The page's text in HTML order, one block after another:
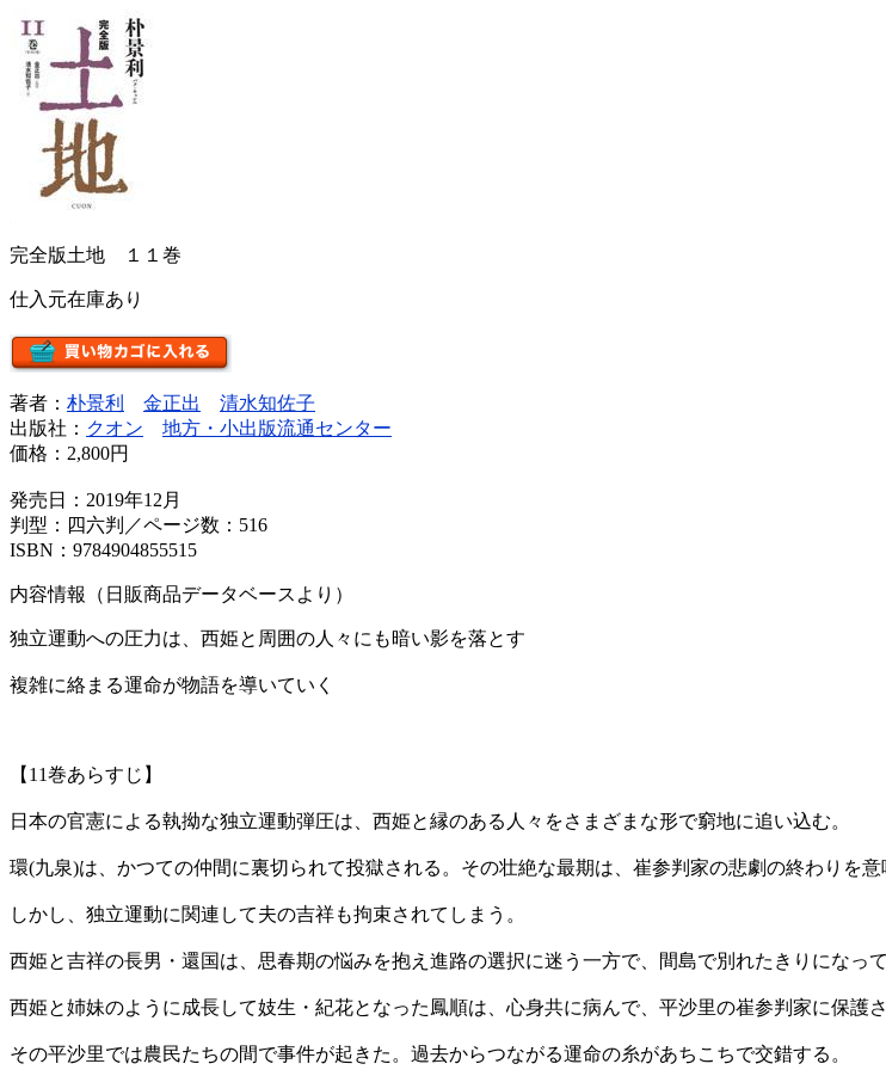
完全版土地 １１巻
仕入元在庫あり
著者： 朴景利 金正出
清水知佐子
出版社： クオン
地方・小出版流通センター
価格： 2,800円
発売日：2019年12月
判型：四六判／ページ数：516
ISBN：9784904855515
内容情報（日販商品データベースより）
独立運動への圧力は、西姫と周囲の人々にも暗い影を落とす
複雑に絡まる運命が物語を導いていく
【11巻あらすじ】
日本の官憲による執拗な独立運動弾圧は、西姫と縁のある人々をさまざまな形で窮地に追い込む。
環(九泉)は、かつての仲間に裏切られて投獄される。その壮絶な最期は、崔参判家の悲劇の終わりを意
しかし、独立運動に関連して夫の吉祥も拘束されてしまう。
西姫と吉祥の長男・還国は、思春期の悩みを抱え進路の選択に迷う一方で、間島で別れたきりになっ
西姫と姉妹のように成長して妓生・紀花となった鳳順は、心身共に病んで、平沙里の崔参判家に保護さ
その平沙里では農民たちの間で事件が起きた。過去からつながる運命の糸があちこちで交錯する。